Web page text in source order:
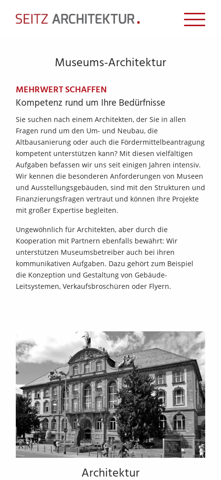
Museums-Architektur
MEHRWERT SCHAFFEN
Kompetenz rund um Ihre Bedürfnisse
Sie suchen nach einem Architekten, der Sie in allen
Fragen rund um den Um- und Neubau, die
Altbausanierung oder auch die Fördermittelbeantragung
kompetent unterstützen kann? Mit diesen vielfältigen
Aufgaben befassen wir uns seit einigen Jahren intensiv.
Wir kennen die besonderen Anforderungen von Museen
und Ausstellungsgebäuden, sind mit den Strukturen und
Finanzierungsfragen vertraut und können Ihre Projekte
mit großer Expertise begleiten.
Ungewöhnlich für Architekten, aber durch die
Kooperation mit Partnern ebenfalls bewährt: Wir
unterstützen Museumsbetreiber auch bei ihren
kommunikativen Aufgaben. Dazu gehört zum Beispiel
die Konzeption und Gestaltung von Gebäude-
Leitsystemen, Verkaufsbroschüren oder Flyern.
Architektur